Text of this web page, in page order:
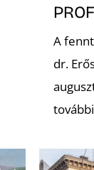
A
dr.